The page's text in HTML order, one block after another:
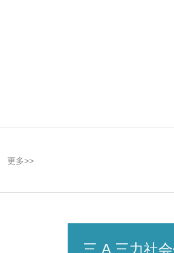
更多>>
三 A 三力社